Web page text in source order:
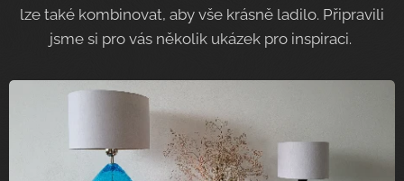
lze také kombinovat, aby vše krásně ladilo. Připravili
jsme si pro vás několik ukázek pro inspiraci.